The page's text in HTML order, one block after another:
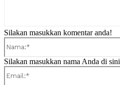
Silakan masukkan komentar anda!
Silakan masukkan nama Anda di sini